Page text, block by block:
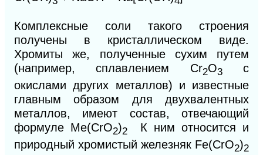
Комплексные соли такого строения
получены в кристаллическом виде.
Хромиты же, полученные сухим путем
(например, сплавлением Сr2О3
с
окислами других металлов) и известные
главным образом для двухвалентных
металлов, имеют состав, отвечающий
формуле Ме(СrO2)2
К ним относится и
природный хромистый железняк Fe(CrO2)2